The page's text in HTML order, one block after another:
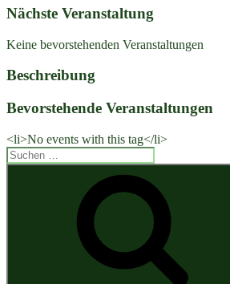
Nächste Veranstaltung
Keine bevorstehenden Veranstaltungen
Beschreibung
Bevorstehende Veranstaltungen
<li>No events with this tag</li>
Suchen
nach: